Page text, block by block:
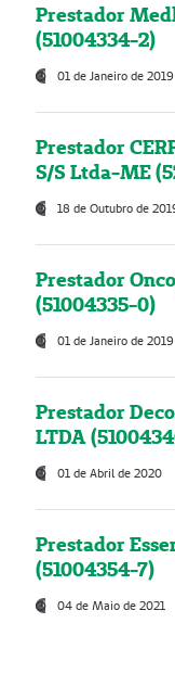
Prestador
(51004334-2)
01 de Janeiro de 2019
Prestador
S/S Ltda-ME
18 de Outubro de
Prestador
(51004335-0)
01 de Janeiro de 2019
Prestador
LTDA
01 de Abril de 2020
Prestador
(51004354-7)
04 de Maio de 2021